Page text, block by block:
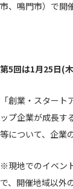
市、鳴門市）で開
第5回は1月25日(
「創業・スター
ップ企業が成長す
等について、企業
※現地でのイベン
で、開催地域以外